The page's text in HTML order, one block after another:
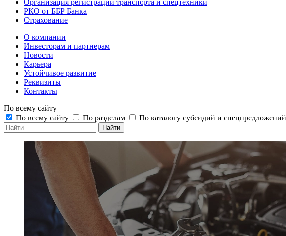
Организация регистрации транспорта и спецтехники
РКО от ББР Банка
Страхование
О компании
Инвесторам и партнерам
Новости
Карьера
Устойчивое развитие
Реквизиты
Контакты
По всему сайту
По всему сайту
По разделам По каталогу субсидий и спецпредложений
Найти